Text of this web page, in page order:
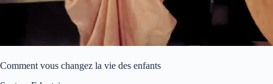
Comment vous changez la vie des enfants